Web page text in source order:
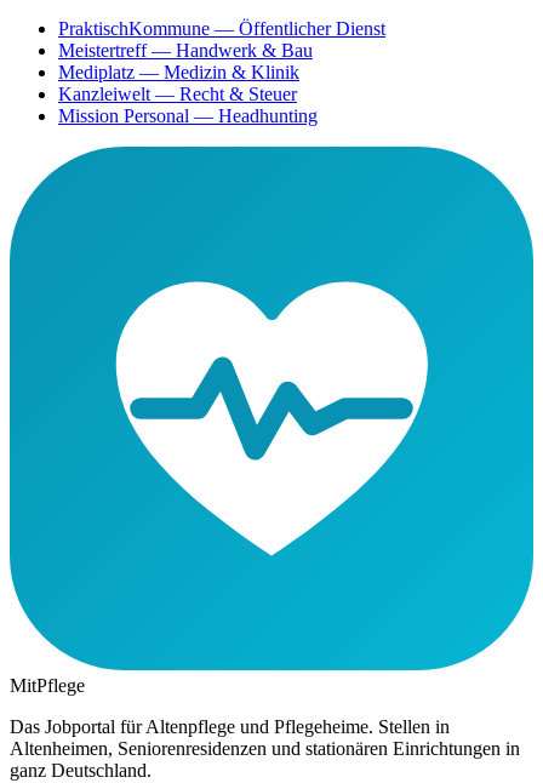
PraktischKommune — Öffentlicher Dienst
Meistertreff— Handwerk & Bau
Mediplatz — Medizin & Klinik
Kanzleiwelt — Recht & Steuer
Mission Personal — Headhunting
MitPflege
Das Jobportal für Altenpflege und Pflegeheime. Stellen in
Altenheimen, Seniorenresidenzen und stationären Einrichtungen in
ganz Deutschland.